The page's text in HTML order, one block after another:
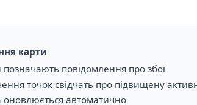
карти
позначають повідомлення про збої
точок свідчать про підвищену
оновлюється автоматично